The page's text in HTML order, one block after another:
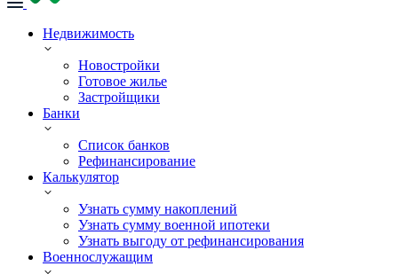
Недвижимость
Новостройки
Готовое жилье
Застройщики
Банки
Список банков
Рефинансирование
Калькулятор
Узнать сумму накоплений
Узнать сумму военной ипотеки
Узнать выгоду от рефинансирования
Военнослужащим